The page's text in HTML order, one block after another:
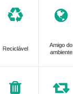
Reciclável
Amigo do
ambiente